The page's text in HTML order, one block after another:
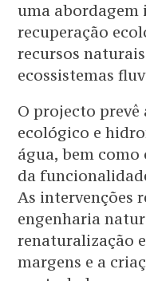
uma
recuperação
recursos
ecossistemas
O projecto
ecológico e
água, bem como
da
As intervenções
engenharia
renaturalização
margens e a